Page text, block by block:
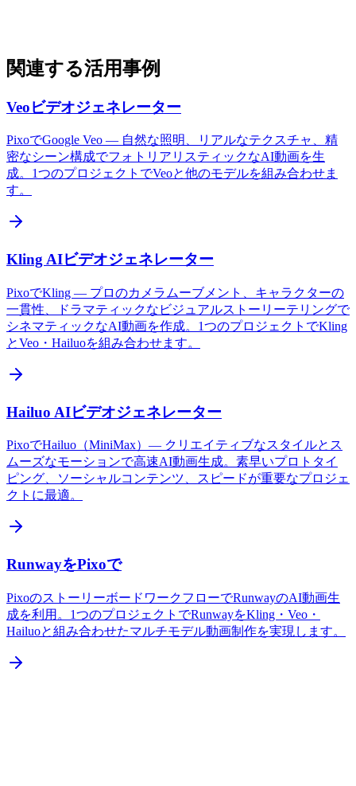
関連する活用事例
Veoビデオジェネレーター
PixoでGoogle Veo — 自然な照明、リアルなテクスチャ、精
密なシーン構成でフォトリアリスティックなAI動画を生
成。1つのプロジェクトでVeoと他のモデルを組み合わせま
す。
Kling AIビデオジェネレーター
PixoでKling — プロのカメラムーブメント、キャラクターの
一貫性、ドラマティックなビジュアルストーリーテリングで
シネマティックなAI動画を作成。1つのプロジェクトでKling
とVeo・Hailuoを組み合わせます。
Hailuo AIビデオジェネレーター
PixoでHailuo（MiniMax）— クリエイティブなスタイルとス
ムーズなモーションで高速AI動画生成。素早いプロトタイ
ピング、ソーシャルコンテンツ、スピードが重要なプロジェ
クトに最適。
RunwayをPixoで
PixoのストーリーボードワークフローでRunwayのAI動画生
成を利用。1つのプロジェクトでRunwayをKling・Veo・
Hailuoと組み合わせたマルチモデル動画制作を実現します。